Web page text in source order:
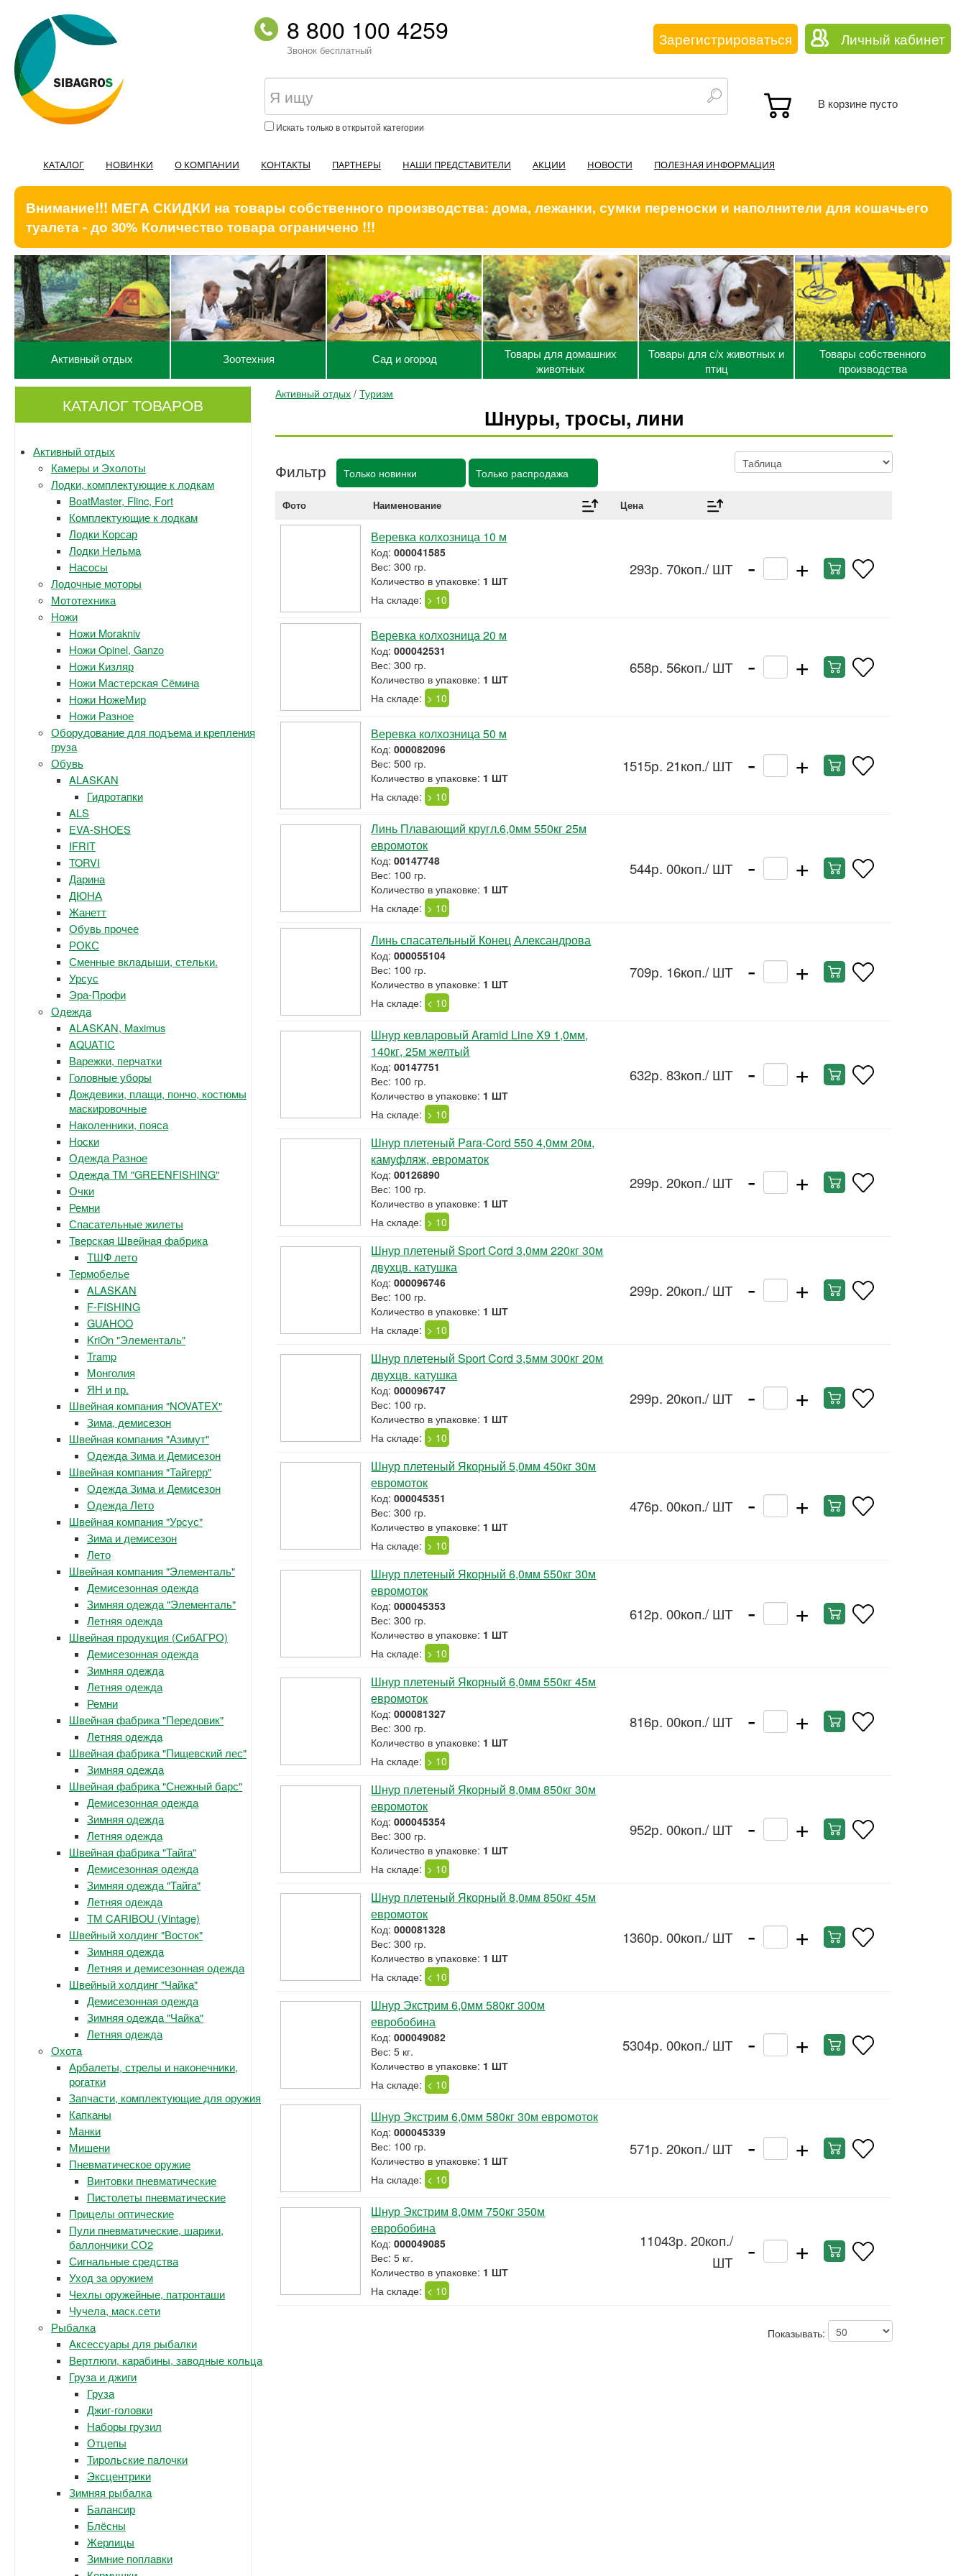
8 800 100 4259
Звонок бесплатный
Зарегистрироваться Личный кабинет
Искать только в открытой категории
В корзине пусто
КАТАЛОГ НОВИНКИ О КОМПАНИИ КОНТАКТЫ ПАРТНЕРЫ НАШИ ПРЕДСТАВИТЕЛИ АКЦИИ НОВОСТИ ПОЛЕЗНАЯ ИНФОРМАЦИЯ
Внимание!!! МЕГА СКИДКИ на товары собственного производства: дома, лежанки, сумки переноски и наполнители для кошачьего
туалета - до 30% Количество товара ограничено !!!
Активный отдых Зоотехния Сад и огород
Товары для домашних
животных
Товары для с/х животных и
птиц
Товары собственного
производства
КАТАЛОГ ТОВАРОВ
Активный отдых
Камеры и Эхолоты
Лодки, комплектующие к лодкам
BoatMaster, Flinc, Fort
Комплектующие к лодкам
Лодки Корсар
Лодки Нельма
Насосы
Лодочные моторы
Мототехника
Ножи
Ножи Morakniv
Ножи Opinel, Ganzo
Ножи Кизляр
Ножи Мастерская Сёмина
Ножи НожеМир
Ножи Разное
Оборудование для подъема и крепления
груза
Обувь
ALASKAN
Гидротапки
ALS
EVA-SHOES
IFRIT
TORVI
Дарина
ДЮНА
Жанетт
Обувь прочее
РОКС
Сменные вкладыши, стельки.
Урсус
Эра-Профи
Одежда
ALASKAN, Maximus
AQUATIC
Варежки, перчатки
Головные уборы
Дождевики, плащи, пончо, костюмы
маскировочные
Наколенники, пояса
Носки
Одежда Разное
Одежда ТМ "GREENFISHING"
Очки
Ремни
Спасательные жилеты
Тверская Швейная фабрика
ТШФ лето
Термобелье
ALASKAN
F-FISHING
GUAHOO
KriOn "Элементаль"
Tramp
Монголия
ЯН и пр.
Швейная компания "NOVATEX"
Зима, демисезон
Швейная компания "Азимут"
Одежда Зима и Демисезон
Швейная компания "Тайгерр"
Одежда Зима и Демисезон
Одежда Лето
Швейная компания "Урсус"
Зима и демисезон
Лето
Швейная компания "Элементаль"
Демисезонная одежда
Зимняя одежда "Элементаль"
Летняя одежда
Швейная продукция (СибАГРО)
Демисезонная одежда
Зимняя одежда
Летняя одежда
Ремни
Швейная фабрика "Передовик"
Летняя одежда
Швейная фабрика "Пищевский лес"
Зимняя одежда
Швейная фабрика "Снежный барс"
Демисезонная одежда
Зимняя одежда
Летняя одежда
Швейная фабрика "Тайга"
Демисезонная одежда
Зимняя одежда "Тайга"
Летняя одежда
ТМ CARIBOU (Vintage)
Швейный холдинг "Восток"
Зимняя одежда
Летняя и демисезонная одежда
Швейный холдинг "Чайка"
Демисезонная одежда
Зимняя одежда "Чайка"
Летняя одежда
Охота
Арбалеты, стрелы и наконечники,
рогатки
Запчасти, комплектующие для оружия
Капканы
Манки
Мишени
Пневматическое оружие
Винтовки пневматические
Пистолеты пневматические
Прицелы оптические
Пули пневматические, шарики,
баллончики СО2
Сигнальные средства
Уход за оружием
Чехлы оружейные, патронташи
Чучела, маск.сети
Рыбалка
Аксессуары для рыбалки
Вертлюги, карабины, заводные кольца
Груза и джиги
Груза
Джиг-головки
Наборы грузил
Отцепы
Тирольские палочки
Эксцентрики
Зимняя рыбалка
Балансир
Блёсны
Жерлицы
Зимние поплавки
Активный отдых /Туризм
Шнуры, тросы, лини
Фильтр Только новинки Только распродажа
Фото Наименование Цена
Веревка колхозница 10 м
Код:000041585
Вес: 300 гр.
Количество в упаковке: 1 ШТ
На складе: > 10
293р. 70коп./ ШТ - +
Веревка колхозница 20 м
Код:000042531
Вес: 300 гр.
Количество в упаковке: 1 ШТ
На складе: > 10
658р. 56коп./ ШТ - +
Веревка колхозница 50 м
Код:000082096
Вес: 500 гр.
Количество в упаковке: 1 ШТ
На складе: > 10
1515р. 21коп./ ШТ - +
Линь Плавающий кругл.6,0мм 550кг 25м
евромоток
Код:00147748
Вес: 100 гр.
Количество в упаковке: 1 ШТ
На складе: > 10
544р. 00коп./ ШТ - +
Линь спасательный Конец Александрова
Код:000055104
Вес: 100 гр.
Количество в упаковке: 1 ШТ
На складе: < 10
709р. 16коп./ ШТ - +
Шнур кевларовый Aramid Line X9 1,0мм,
140кг, 25м желтый
Код:00147751
Вес: 100 гр.
Количество в упаковке: 1 ШТ
На складе: > 10
632р. 83коп./ ШТ - +
Шнур плетеный Para-Cord 550 4,0мм 20м,
камуфляж, евроматок
Код:00126890
Вес: 100 гр.
Количество в упаковке: 1 ШТ
На складе: > 10
299р. 20коп./ ШТ - +
Шнур плетеный Sport Cord 3,0мм 220кг 30м
двухцв. катушка
Код:000096746
Вес: 100 гр.
Количество в упаковке: 1 ШТ
На складе: > 10
299р. 20коп./ ШТ - +
Шнур плетеный Sport Cord 3,5мм 300кг 20м
двухцв. катушка
Код:000096747
Вес: 100 гр.
Количество в упаковке: 1 ШТ
На складе: > 10
299р. 20коп./ ШТ - +
Шнур плетеный Якорный 5,0мм 450кг 30м
евромоток
Код:000045351
Вес: 300 гр.
Количество в упаковке: 1 ШТ
На складе: > 10
476р. 00коп./ ШТ - +
Шнур плетеный Якорный 6,0мм 550кг 30м
евромоток
Код:000045353
Вес: 300 гр.
Количество в упаковке: 1 ШТ
На складе: > 10
612р. 00коп./ ШТ - +
Шнур плетеный Якорный 6,0мм 550кг 45м
евромоток
Код:000081327
Вес: 300 гр.
Количество в упаковке: 1 ШТ
На складе: > 10
816р. 00коп./ ШТ - +
Шнур плетеный Якорный 8,0мм 850кг 30м
евромоток
Код:000045354
Вес: 300 гр.
Количество в упаковке: 1 ШТ
На складе: > 10
952р. 00коп./ ШТ - +
Шнур плетеный Якорный 8,0мм 850кг 45м
евромоток
Код:000081328
Вес: 300 гр.
Количество в упаковке: 1 ШТ
На складе: < 10
1360р. 00коп./ ШТ - +
Шнур Экстрим 6,0мм 580кг 300м
евробобина
Код:000049082
Вес: 5 кг.
Количество в упаковке: 1 ШТ
На складе: < 10
5304р. 00коп./ ШТ - +
Шнур Экстрим 6,0мм 580кг 30м евромоток
Код:000045339
Вес: 100 гр.
Количество в упаковке: 1 ШТ
На складе: < 10
571р. 20коп./ ШТ - +
Шнур Экстрим 8,0мм 750кг 350м
евробобина
Код:000049085
Вес: 5 кг.
Количество в упаковке: 1 ШТ
На складе: < 10
11043р. 20коп./
ШТ
- +
Показывать: